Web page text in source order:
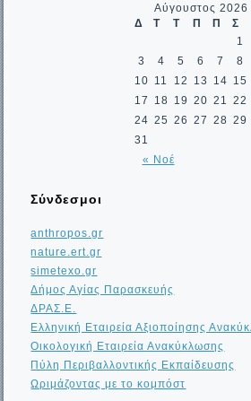
Αύγουστος 2026
Δ
Τ Τ Π Π Σ
« Νοέ
1
3
4 5 6 7 8
10 11 12 13 14 15
17
18 19 20 21 22
24 25 26 27 28 29
31
Σύνδεσμοι
anthropos.gr
nature.ert.gr
simetexo.gr
Δήμος Αγίας Παρασκευής
ΔΡΑΣ.Ε.
Ελληνική Εταιρεία Αξιοποίησης
Οικολογική Εταιρεία Ανακύκλωσης
Πύλη Περιβαλλοντικής Εκπαίδευσης
Ωριμάζοντας με το κομπόστ